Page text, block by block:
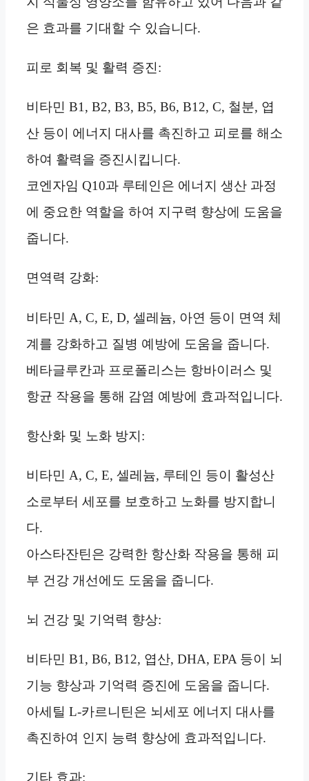
은 효과를 기대할 수 있습니다.
피로 회복 및 활력 증진:
비타민 B1, B2, B3, B5, B6, B12, C, 철분, 엽
산 등이 에너지 대사를 촉진하고 피로를 해소
하여 활력을 증진시킵니다.
코엔자임 Q10과 루테인은 에너지 생산 과정
에 중요한 역할을 하여 지구력 향상에 도움을
줍니다.
면역력 강화:
비타민 A, C, E, D, 셀레늄, 아연 등이 면역 체
계를 강화하고 질병 예방에 도움을 줍니다.
베타글루칸과 프로폴리스는 항바이러스 및
항균 작용을 통해 감염 예방에 효과적입니다.
항산화 및 노화 방지:
비타민 A, C, E, 셀레늄, 루테인 등이 활성산
소로부터 세포를 보호하고 노화를 방지합니
다.
아스타잔틴은 강력한 항산화 작용을 통해 피
부 건강 개선에도 도움을 줍니다.
뇌 건강 및 기억력 향상:
비타민 B1, B6, B12, 엽산, DHA, EPA 등이 뇌
기능 향상과 기억력 증진에 도움을 줍니다.
아세틸 L-카르니틴은 뇌세포 에너지 대사를
촉진하여 인지 능력 향상에 효과적입니다.
기타 효과: